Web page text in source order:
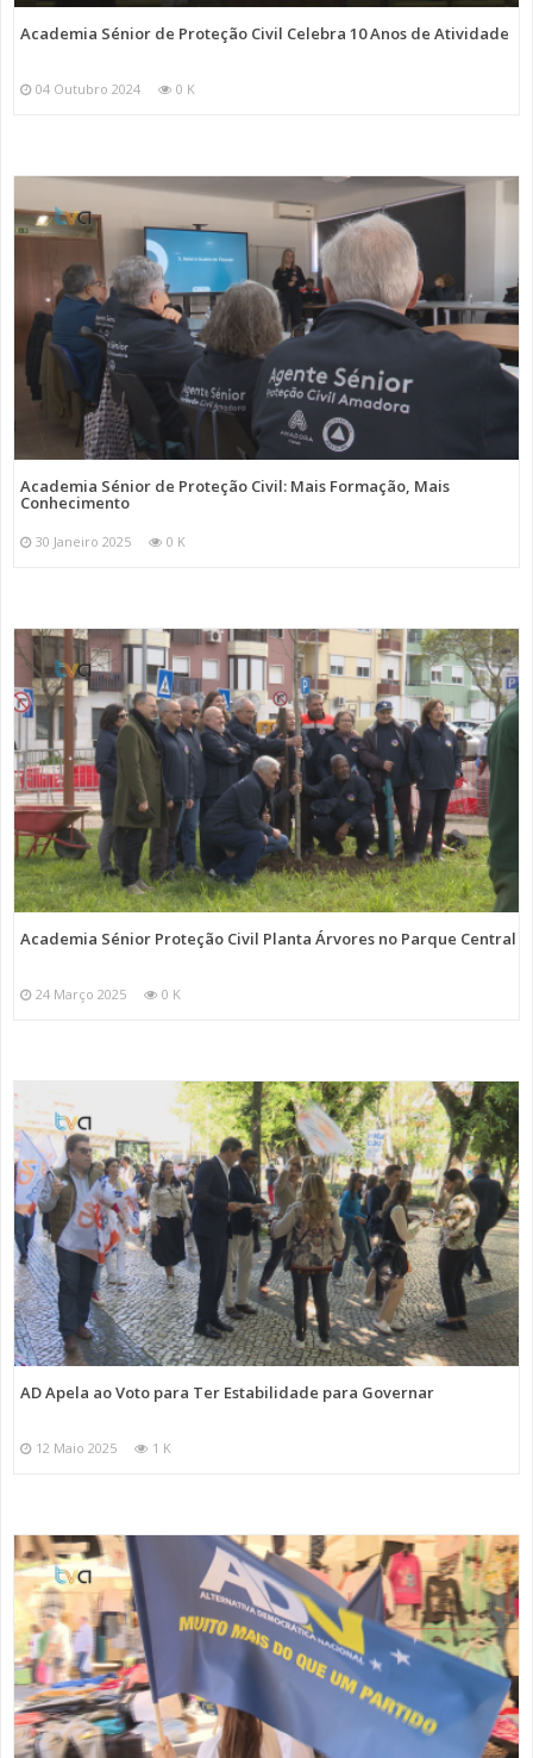
Academia Sénior de Proteção Civil Celebra 10 Anos de Atividade
04 Outubro 2024 0 K
Academia Sénior de Proteção Civil: Mais Formação, Mais
Conhecimento
30 Janeiro 2025 0 K
Academia Sénior Proteção Civil Planta Árvores no Parque Central
24 Março 2025 0 K
AD Apela ao Voto para Ter Estabilidade para Governar
12 Maio 2025 1 K